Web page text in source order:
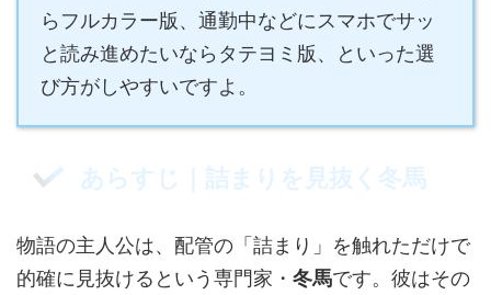
らフルカラー版、通勤中などにスマホでサッ
と読み進めたいならタテヨミ版、といった選
び方がしやすいですよ。
あらすじ｜詰まりを見抜く冬馬
物語の主人公は、配管の「詰まり」を触れただけで
的確に見抜けるという専門家・ 冬馬です。彼はその